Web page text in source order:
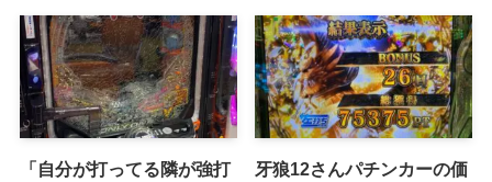
「自分が打ってる隣が強打
牙狼12さんパチンカーの価